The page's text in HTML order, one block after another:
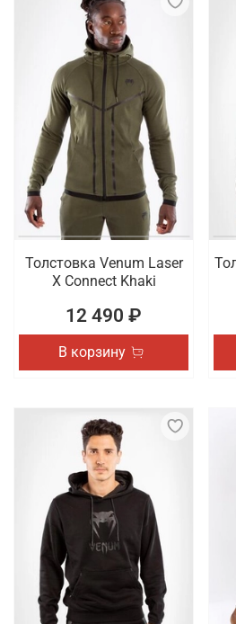
Толстовка Venum Laser
X Connect Khaki
12 490 ₽
В корзину